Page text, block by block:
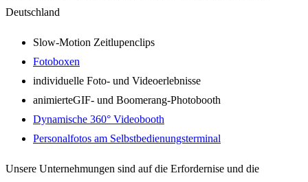
Deutschland
Slow-Motion Zeitlupenclips
Fotoboxen
individuelle Foto- und Videoerlebnisse
animierteGIF- und Boomerang-Photobooth
Dynamische 360° Videobooth
Personalfotos am Selbstbedienungsterminal
Unsere Unternehmungen sind auf die Erfordernise und die